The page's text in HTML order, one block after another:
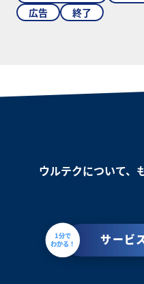
広告
終了
ウルテクについて、
サービ
1分で
わかる！